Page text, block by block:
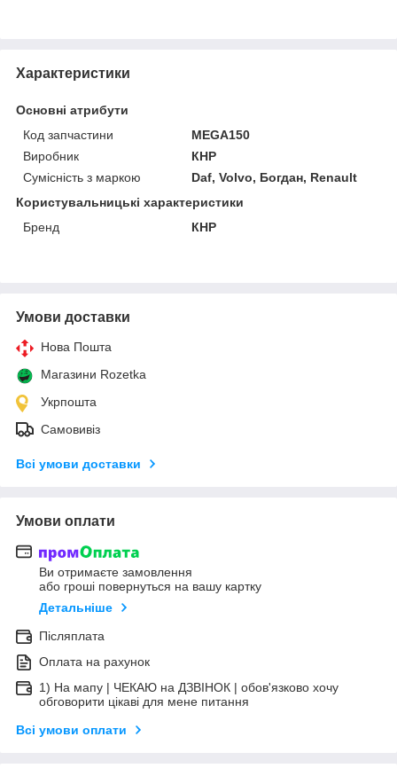
Характеристики
Основні атрибути
Код запчастини
MEGA150
Виробник
КНР
Сумісність з маркою
Daf, Volvo, Богдан, Renault
Користувальницькі характеристики
Бренд
КНР
Умови доставки
Нова Пошта
Магазини Rozetka
Укрпошта
Самовивіз
Всі умови доставки
Умови оплати
Ви отримаєте замовлення
або гроші повернуться на вашу картку
Детальніше
Післяплата
Оплата на рахунок
1) На мапу | ЧЕКАЮ на ДЗВІНОК | обов'язково хочу
обговорити цікаві для мене питання
Всі умови оплати